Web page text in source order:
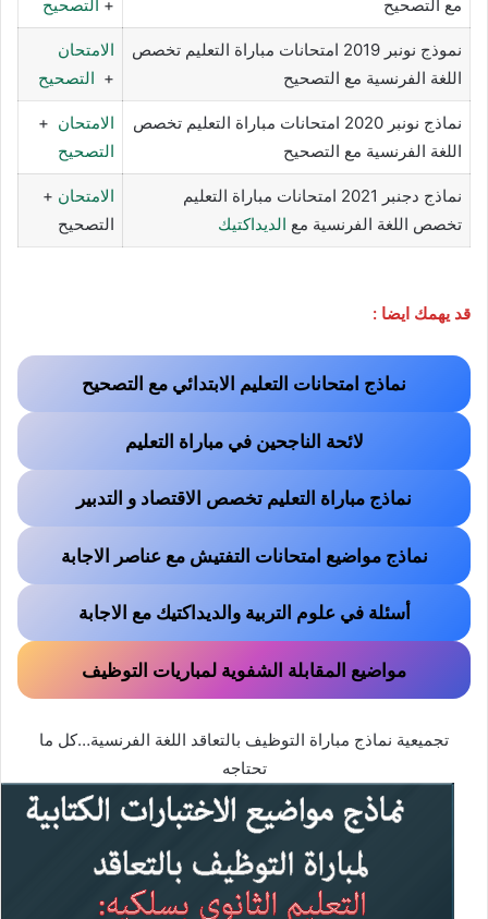
مع التصحيح
+ التصحيح
نموذج نونبر 2019 امتحانات مباراة التعليم تخصص
اللغة الفرنسية مع التصحيح
الامتحان
+ التصحيح
نماذج نونبر 2020 امتحانات مباراة التعليم تخصص
اللغة الفرنسية مع التصحيح
الامتحان +
التصحيح
نماذج دجنبر 2021 امتحانات مباراة التعليم
تخصص اللغة الفرنسية مع الديداكتيك
الامتحان +
التصحيح
قد يهمك ايضا :
نماذج امتحانات التعليم الابتدائي مع التصحيح
لائحة الناجحين في مباراة التعليم
نماذج مباراة التعليم تخصص الاقتصاد و التدبير
نماذج مواضيع امتحانات التفتيش مع عناصر الاجابة
أسئلة في علوم التربية والديداكتيك مع الاجابة
مواضيع المقابلة الشفوية لمباريات التوظيف
تجميعية نماذج مباراة التوظيف بالتعاقد اللغة الفرنسية…كل ما
تحتاجه